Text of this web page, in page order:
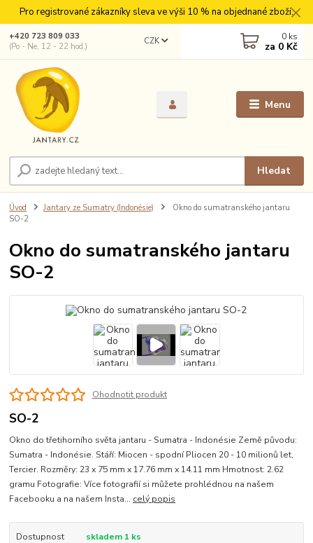
Pro registrované zákazníky sleva ve výši 10 % na objednané zboží.
Menu
CZK
Hledat
+420 723 809 033
(Po - Ne, 12 - 22 hod.)
0 ks
za 0 Kč
Úvod Jantary ze Sumatry (Indonésie)
Okno do sumatranského jantaru
SO-2
Okno do sumatranského jantaru
SO-2
Ohodnotit produkt
SO-2
Okno do třetihorního světa jantaru - Sumatra - Indonésie Země původu:
Sumatra - Indonésie. Stáří: Miocen - spodní Pliocen 20 - 10 milionů let,
Tercier. Rozměry: 23 x 75 mm x 17.76 mm x 14.11 mm Hmotnost: 2.62
gramu Fotografie: Více fotografií si můžete prohlédnou na našem
Facebooku a na našem Insta... celý popis
Dostupnost skladem 1 ks